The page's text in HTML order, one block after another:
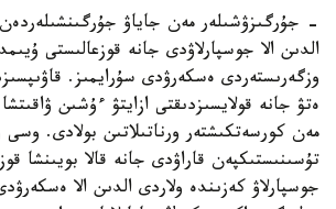
- جۇرگىزۋشىلەر مەن جاياۋ
الدىن الا جوسپارلاۋدى جانە قوزعالىستى
وزگەرىستەردى ەسكەرۋدى سۇرايمىز.
ەتۋ جانە قولايسىزدىقتى ازايتۋ ءۇشىن
مەن كورسەتكىشتەر ورناتىلاتىن بولادى. وسى
تۇسىنىستىكپەن قاراۋدى جانە قالا بويىنشا
جوسپارلاۋ كەزىندە ولاردى الدىن الا